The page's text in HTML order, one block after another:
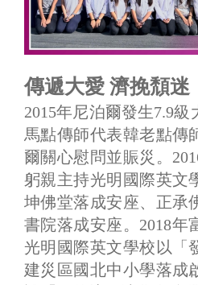
傳遞大愛 濟挽頹迷
2015年尼泊爾發生7.9級
馬點傳師代表韓老點傳
爾關心慰問並賑災。
躬親主持光明國際英文
坤佛堂落成安座、正承
書院落成安座。2018年
光明國際英文學校以「
建災區國北中小學落成